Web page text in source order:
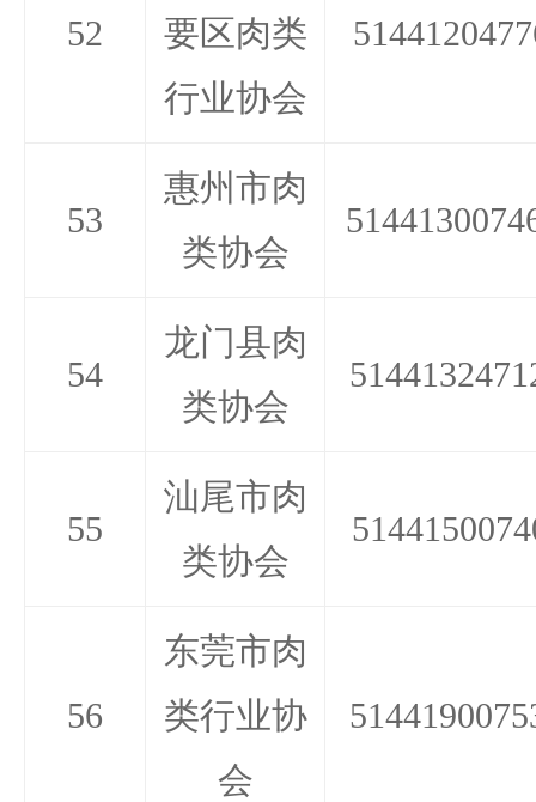
52
要区肉类
行业协会
53
惠州市肉
类协会
54
龙门县肉
类协会
55
汕尾市肉
类协会
56
东莞市肉
类行业协
会